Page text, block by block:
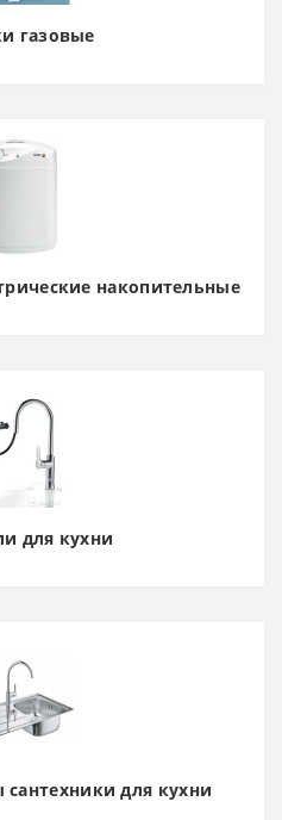
газовые
накопительные
для кухни
для кухни